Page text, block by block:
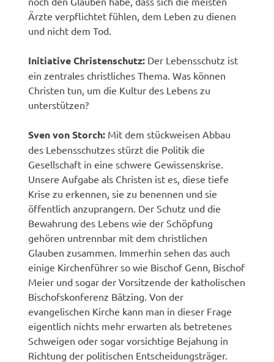
Ärzte verpflichtet fühlen, dem Leben zu dienen
und nicht dem Tod.
Initiative Christenschutz: Der Lebensschutz ist
ein zentrales christliches Thema. Was können
Christen tun, um die Kultur des Lebens zu
unterstützen?
Sven von Storch: Mit dem stückweisen Abbau
des Lebensschutzes stürzt die Politik die
Gesellschaft in eine schwere Gewissenskrise.
Unsere Aufgabe als Christen ist es, diese tiefe
Krise zu erkennen, sie zu benennen und sie
öffentlich anzuprangern. Der Schutz und die
Bewahrung des Lebens wie der Schöpfung
gehören untrennbar mit dem christlichen
Glauben zusammen. Immerhin sehen das auch
einige Kirchenführer so wie Bischof Genn, Bischof
Meier und sogar der Vorsitzende der katholischen
Bischofskonferenz Bätzing. Von der
evangelischen Kirche kann man in dieser Frage
eigentlich nichts mehr erwarten als betretenes
Schweigen oder sogar vorsichtige Bejahung in
Richtung der politischen Entscheidungsträger.